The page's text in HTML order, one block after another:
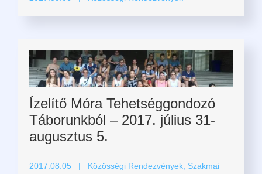
Ízelítő Móra Tehetséggondozó
Táborunkból – 2017. július 31-
augusztus 5.
2017.08.05 | Közösségi Rendezvények, Szakmai